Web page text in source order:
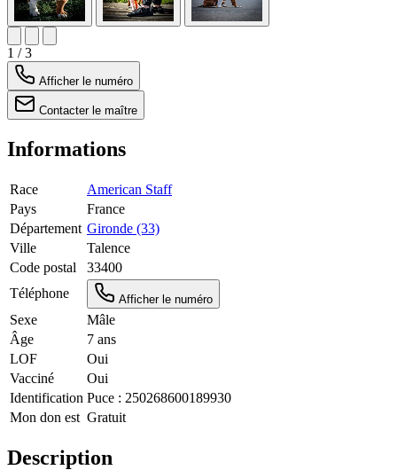
1 / 3
Afficher le numéro
Contacter le maître
Informations
Race
American Staff
Pays
France
Département Gironde (33)
Ville
Talence
Code postal
33400
Téléphone
Afficher le numéro
Sexe
Mâle
Âge
7 ans
LOF
Oui
Vacciné
Oui
Identification Puce : 250268600189930
Mon don est Gratuit
Description